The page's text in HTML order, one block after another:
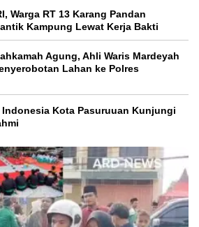
Warga RT 13 Karang Pandan
Kampung Lewat Kerja Bakti
Agung, Ahli Waris Mardeyah
Lahan ke Polres
Kota Pasuruuan Kunjungi